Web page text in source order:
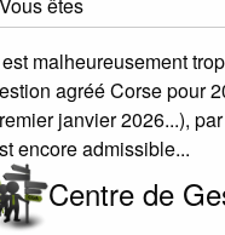
malheureusement
agréé Corse pour
janvier 2026...),
encore admissible...
Centre de